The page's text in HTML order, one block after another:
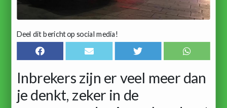
Deel dit bericht op social media!
Inbrekers zijn er veel meer dan
je denkt, zeker in de